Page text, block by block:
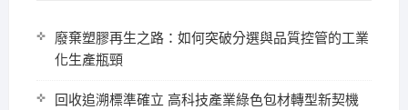
廢棄塑膠再生之路：如何突破分選與品質控管的工業
化生產瓶頸
回收追溯標準確立 高科技產業綠色包材轉型新契機